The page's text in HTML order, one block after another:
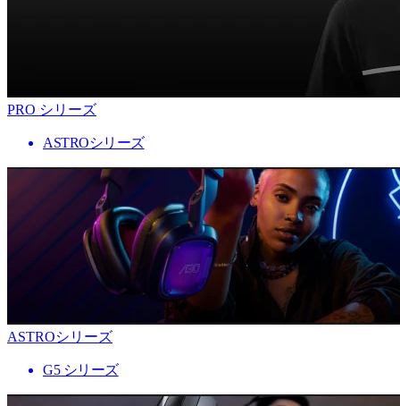
PRO シリーズ
ASTROシリーズ
ASTROシリーズ
G5 シリーズ